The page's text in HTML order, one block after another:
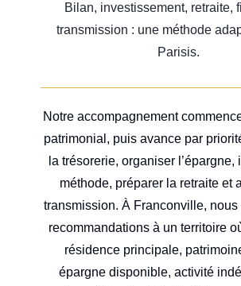
Bilan, investissement, retraite,
transmission : une méthode
Parisis.
Notre accompagnement
patrimonial, puis avance par
la trésorerie, organiser l’épargne,
méthode, préparer la retraite et
transmission. À Franconville,
recommandations à un territoire
résidence principale,
épargne disponible, activité